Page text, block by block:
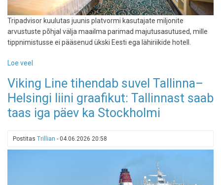
Tripadvisor kuulutas juunis platvormi kasutajate miljonite
arvustuste põhjal välja maailma parimad majutusasutused, mille
tippnimistusse ei pääsenud ükski Eesti ega lähiriikide hotell.
Loe veel
valis
välja
maailma
parimad
Viking Line tihendab suvel Tallinna–
Helsingi liini graafikut: Tallinnast saab
taas iga päev ka Stockholmi
Postitas Trillian - 04.06.2026 20:58